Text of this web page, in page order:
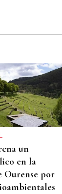
un
en la
Ourense por